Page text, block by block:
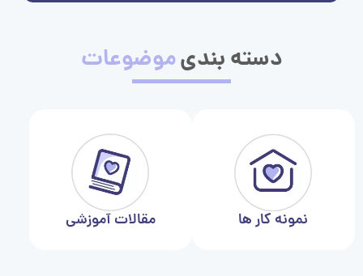
دسته بندیموضوعات
نمونه کار ها مقالات آموزشی